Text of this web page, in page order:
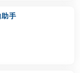
手